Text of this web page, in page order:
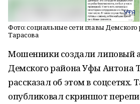
Фото: социальные сети главы
Тарасова
Мошенники создали липовый
Демского района Уфы Антона
рассказал об этом в соцсетях.
опубликовал скриншот